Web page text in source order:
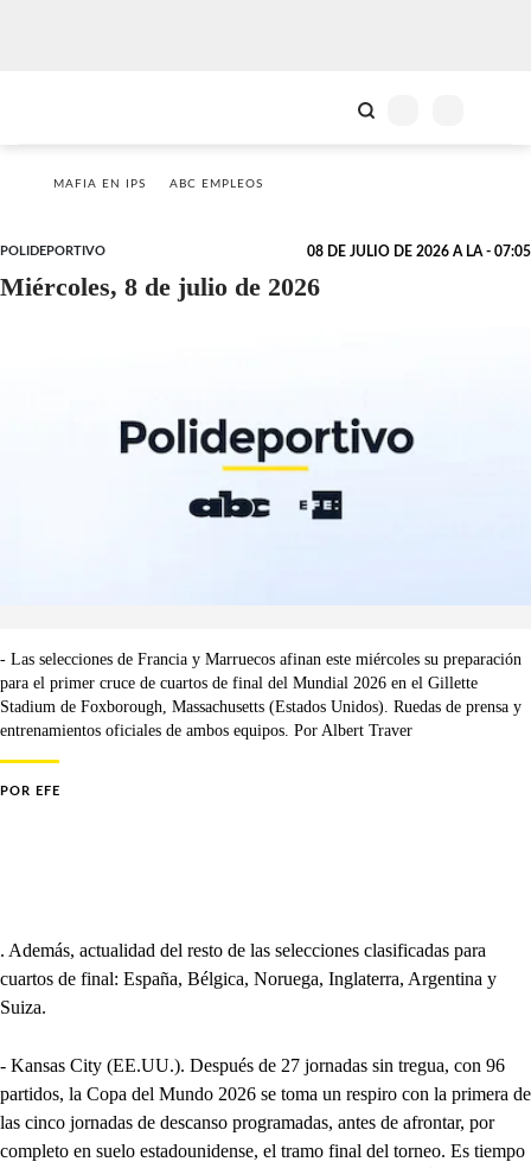
MAFIA EN IPS ABC EMPLEOS
POLIDEPORTIVO 08 DE JULIO DE 2026 A LA - 07:05
Miércoles, 8 de julio de 2026
- Las selecciones de Francia y Marruecos afinan este miércoles su preparación
para el primer cruce de cuartos de final del Mundial 2026 en el Gillette
Stadium de Foxborough, Massachusetts (Estados Unidos). Ruedas de prensa y
entrenamientos oficiales de ambos equipos. Por Albert Traver
POR EFE
. Además, actualidad del resto de las selecciones clasificadas para
cuartos de final: España, Bélgica, Noruega, Inglaterra, Argentina y
Suiza.
- Kansas City (EE.UU.). Después de 27 jornadas sin tregua, con 96
partidos, la Copa del Mundo 2026 se toma un respiro con la primera de
las cinco jornadas de descanso programadas, antes de afrontar, por
completo en suelo estadounidense, el tramo final del torneo. Es tiempo